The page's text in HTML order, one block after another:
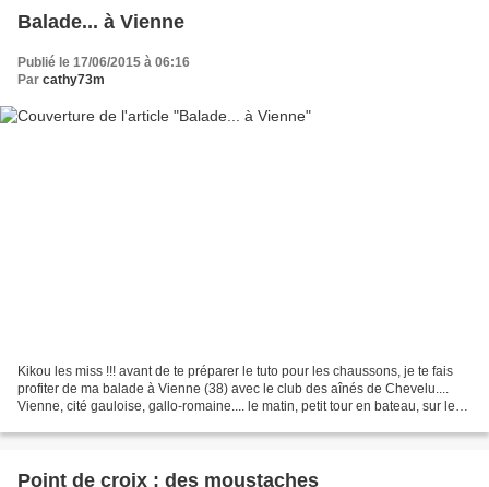
Balade... à Vienne
Publié le 17/06/2015 à 06:16
Par cathy73m
Kikou les miss !!! avant de te préparer le tuto pour les chaussons, je te fais
profiter de ma balade à Vienne (38) avec le club des aînés de Chevelu....
Vienne, cité gauloise, gallo-romaine.... le matin, petit tour en bateau, sur le
Point de croix : des moustaches